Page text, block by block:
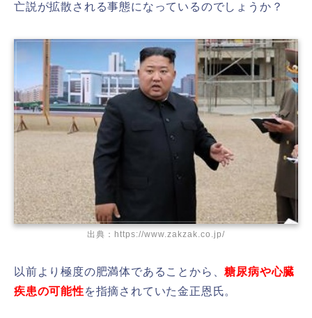
亡説が拡散される事態になっているのでしょうか？
出典：https://www.zakzak.co.jp/
以前より極度の肥満体であることから、糖尿病や心臓
疾患の可能性を指摘されていた金正恩氏。